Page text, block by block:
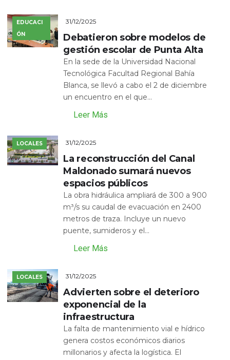
EDUCACI
ÓN
31/12/2025
Debatieron sobre modelos de
gestión escolar de Punta Alta
En la sede de la Universidad Nacional
Tecnológica Facultad Regional Bahía
Blanca, se llevó a cabo el 2 de diciembre
un encuentro en el que...
Leer Más
LOCALES 31/12/2025
La reconstrucción del Canal
Maldonado sumará nuevos
espacios públicos
La obra hidráulica ampliará de 300 a 900
m³/s su caudal de evacuación en 2400
metros de traza. Incluye un nuevo
puente, sumideros y el...
Leer Más
LOCALES 31/12/2025
Advierten sobre el deterioro
exponencial de la
infraestructura
La falta de mantenimiento vial e hídrico
genera costos económicos diarios
millonarios y afecta la logística. El